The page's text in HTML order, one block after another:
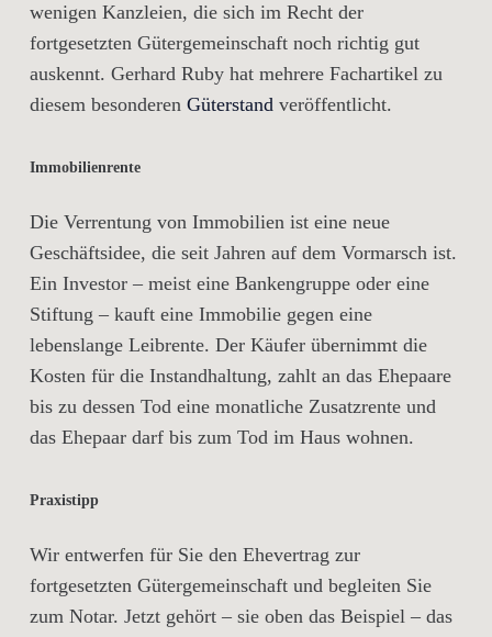
wenigen Kanzleien, die sich im Recht der
fortgesetzten Gütergemeinschaft noch richtig gut
auskennt. Gerhard Ruby hat mehrere Fachartikel zu
diesem besonderen Güterstand veröffentlicht.
Immobilienrente
Die Verrentung von Immobilien ist eine neue
Geschäftsidee, die seit Jahren auf dem Vormarsch ist.
Ein Investor – meist eine Bankengruppe oder eine
Stiftung – kauft eine Immobilie gegen eine
lebenslange Leibrente. Der Käufer übernimmt die
Kosten für die Instandhaltung, zahlt an das Ehepaare
bis zu dessen Tod eine monatliche Zusatzrente und
das Ehepaar darf bis zum Tod im Haus wohnen.
Praxistipp
Wir entwerfen für Sie den Ehevertrag zur
fortgesetzten Gütergemeinschaft und begleiten Sie
zum Notar. Jetzt gehört – sie oben das Beispiel – das